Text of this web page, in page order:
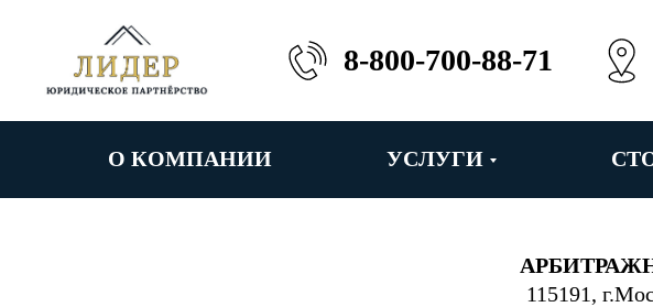
8-800-700-88-71
О КОМПАНИИ УСЛУГИ
115191,